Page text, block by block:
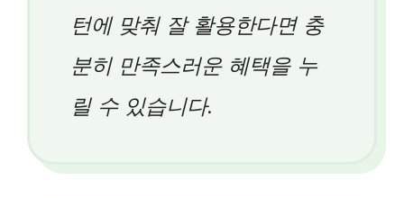
턴에 맞춰 잘 활용한다면 충
분히 만족스러운 혜택을 누
릴 수 있습니다.